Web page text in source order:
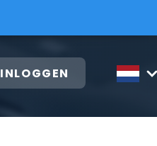
INLOGGEN